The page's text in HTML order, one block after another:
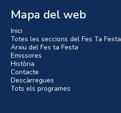
Mapa del web
Inici
Totes les seccions del Fes Ta Festa
Arxiu del Fes ta Festa
Emissores
Història
Contacte
Descàrregues
Tots els programes